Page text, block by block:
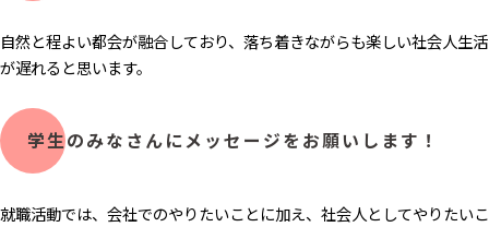
自然と程よい都会が融合しており、落ち着きながらも楽しい社会人生活
が遅れると思います。
学生のみなさんにメッセージをお願いします！
就職活動では、会社でのやりたいことに加え、社会人としてやりたいこ